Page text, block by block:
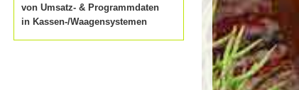
von Umsatz- & Programmdaten
in Kassen-/Waagensystemen